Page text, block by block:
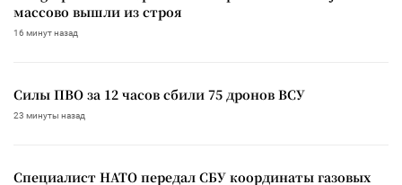
массово вышли из строя
16 минут назад
Силы ПВО за 12 часов сбили 75 дронов ВСУ
23 минуты назад
Специалист НАТО передал СБУ координаты газовых